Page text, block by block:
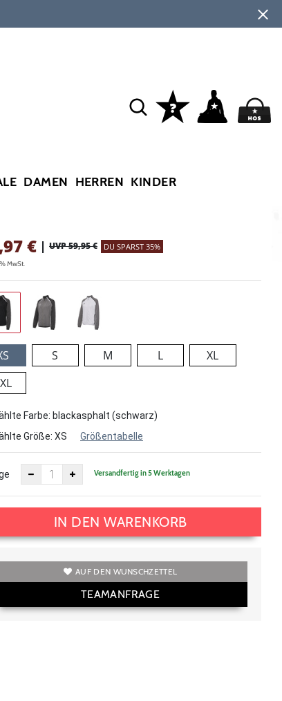
DAMEN HERREN KINDER
€ | UVP 59,95 € DU SPARST 35%
MwSt.
S M L
XL
Farbe: blackasphalt (schwarz)
Größe: XS Größentabelle
Versandfertig in 5 Werktagen
IN DEN WARENKORB
AUF DEN WUNSCHZETTEL
TEAMANFRAGE